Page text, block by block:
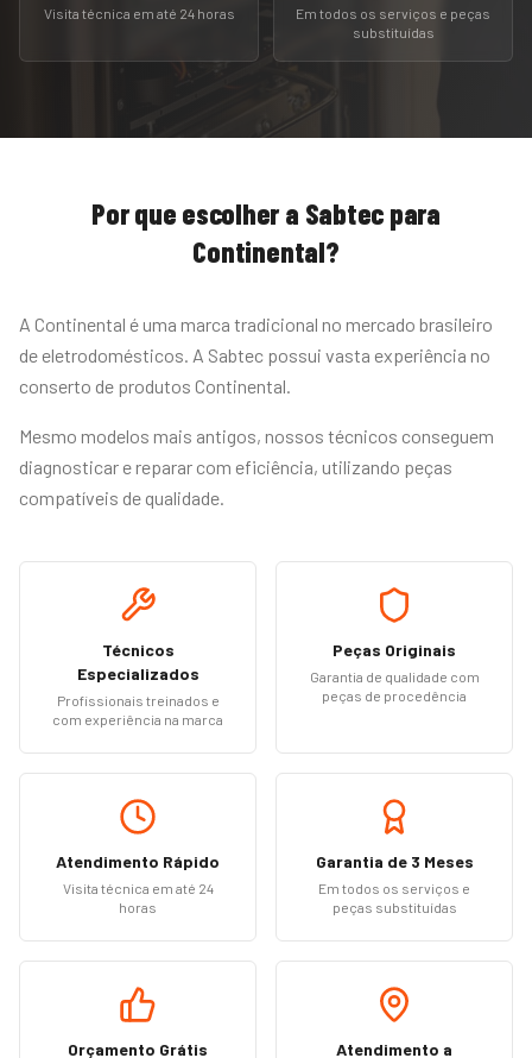
Visita técnica em até 24 horas
Em todos os serviços e peças
substituídas
Por que escolher a Sabtec para
Continental?
A Continental é uma marca tradicional no mercado brasileiro
de eletrodomésticos. A Sabtec possui vasta experiência no
conserto de produtos Continental.
Mesmo modelos mais antigos, nossos técnicos conseguem
diagnosticar e reparar com eficiência, utilizando peças
compatíveis de qualidade.
Técnicos
Especializados
Profissionais treinados e
com experiência na marca
Peças Originais
Garantia de qualidade com
peças de procedência
Atendimento Rápido
Visita técnica em até 24
horas
Garantia de 3 Meses
Em todos os serviços e
peças substituídas
Orçamento Grátis
Atendimento a